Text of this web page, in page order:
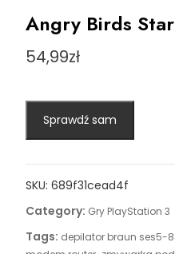
Angry Birds
54,99zł
Sprawdź sam
SKU: 689f31cead4f
Category: Gry PlayStation 3
Tags: depilator braun ses5-